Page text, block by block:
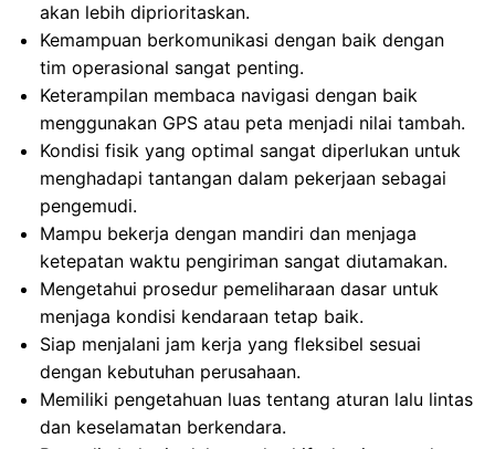
akan lebih diprioritaskan.
Kemampuan berkomunikasi dengan baik dengan
tim operasional sangat penting.
Keterampilan membaca navigasi dengan baik
menggunakan GPS atau peta menjadi nilai tambah.
Kondisi fisik yang optimal sangat diperlukan untuk
menghadapi tantangan dalam pekerjaan sebagai
pengemudi.
Mampu bekerja dengan mandiri dan menjaga
ketepatan waktu pengiriman sangat diutamakan.
Mengetahui prosedur pemeliharaan dasar untuk
menjaga kondisi kendaraan tetap baik.
Siap menjalani jam kerja yang fleksibel sesuai
dengan kebutuhan perusahaan.
Memiliki pengetahuan luas tentang aturan lalu lintas
dan keselamatan berkendara.